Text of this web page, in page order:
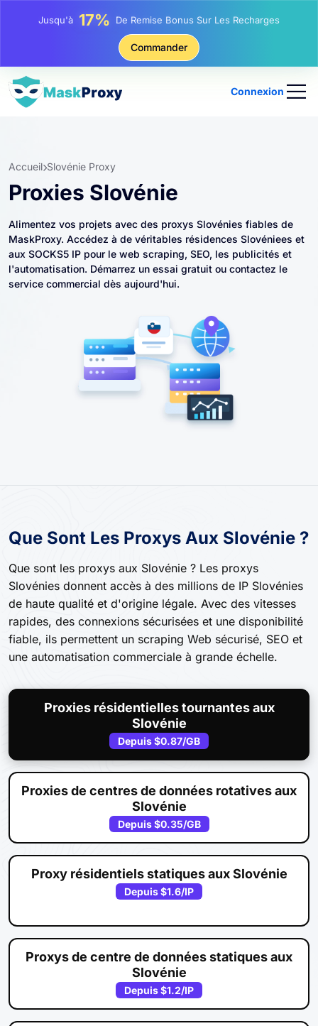
Jusqu'à25%Remise Sur Les Achats Statiques IP
Remise Sur Les Achats Tournants IP
Commander
Connexion
Accueil Slovénie Proxy
Proxies Slovénie
Alimentez vos projets avec des proxys Slovénies fiables de
MaskProxy. Accédez à de véritables résidences Slovéniees et
aux SOCKS5 IP pour le web scraping, SEO, les publicités et
l'automatisation. Démarrez un essai gratuit ou contactez le
service commercial dès aujourd'hui.
Que Sont Les Proxys Aux Slovénie ?
Que sont les proxys aux Slovénie ? Les proxys
Slovénies donnent accès à des millions de IP Slovénies
de haute qualité et d'origine légale. Avec des vitesses
rapides, des connexions sécurisées et une disponibilité
fiable, ils permettent un scraping Web sécurisé, SEO et
une automatisation commerciale à grande échelle.
Proxies résidentielles tournantes aux
Slovénie
Depuis$0.87/GB
Proxies de centres de données rotatives aux
Slovénie
Depuis$0.35/GB
Proxy résidentiels statiques aux Slovénie
Depuis$1.6/IP
Proxys de centre de données statiques aux
Slovénie
Depuis$1.2/IP